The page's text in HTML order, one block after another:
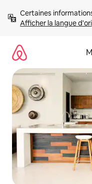
directement
Afficher la langue